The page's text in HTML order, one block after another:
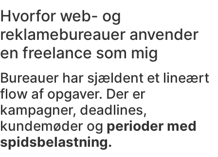
Hvorfor web- og
reklamebureauer anvender
en freelance som mig
Bureauer har sjældent et lineært
flow af opgaver. Der er
kampagner, deadlines,
kundemøder og perioder med
spidsbelastning.